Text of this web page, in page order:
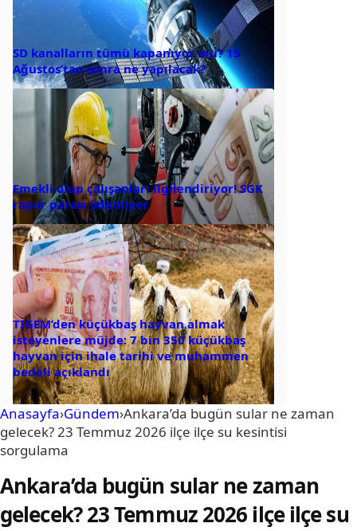
SD kanalların tümü kapanıyor mu? 15
Ağustos’tan sonra ne yapılacak?
Emekli olup çalışanları ilgilendiriyor! SGK
rapor parası ödemiyor
TİGEM’den küçükbaş hayvan almak
isteyenlere müjde: 7 bin 350 küçükbaş
hayvan için ihale tarihi ve muhammen
bedeli açıklandı
Anasayfa›Gündem›Ankara’da bugün sular ne zaman
gelecek? 23 Temmuz 2026 ilçe ilçe su kesintisi
sorgulama
Ankara’da bugün sular ne zaman
gelecek? 23 Temmuz 2026 ilçe ilçe su